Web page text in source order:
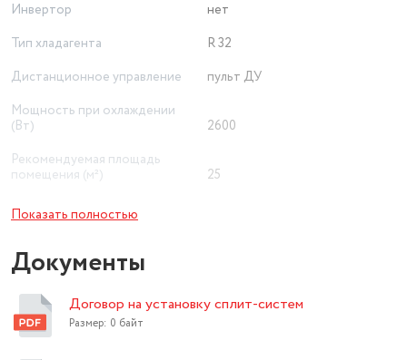
Инвертор
нет
Тип хладагента
R 32
Дистанционное управление
пульт ДУ
Мощность при охлаждении
(Вт)
2600
Рекомендуемая площадь
помещения (м²)
25
Минимальный уровень шума
внутреннего блока (дБ)
Приточная вентиляция
Режим работы
осушение, вентиляция
Дополнительные режимы
Показать полностью
Документы
Договор на установку сплит-систем
Размер: 0 байт